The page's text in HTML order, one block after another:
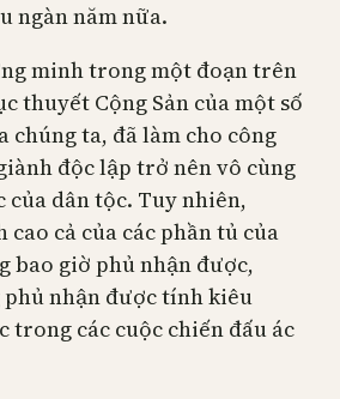
ngàn năm nữa.
minh trong một đoạn trên
thuyết Cộng Sản của một số
chúng ta, đã làm cho công
độc lập trở nên vô cùng
dân tộc. Tuy nhiên,
cao cả của các phần tủ của
bao giờ phủ nhận được,
nhận được tính kiêu
trong các cuộc chiến đấu ác